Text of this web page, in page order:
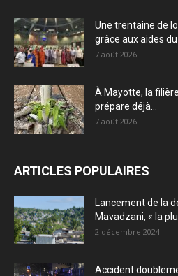
Une trentaine de
grâce aux aides
7 août 2026
À Mayotte, la
prépare déjà...
7 août 2026
ARTICLES POPULAIRES
Lancement de la
Mavadzani, « la
2 décembre 2024
Accident